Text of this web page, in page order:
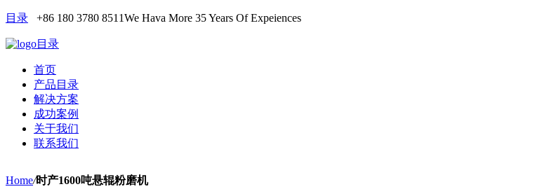
目录 +86 180 3780 8511We Hava More 35 Years Of Expeiences
目录
首页
产品目录
解决方案
成功案例
关于我们
联系我们
Home/时产1600吨悬辊粉磨机